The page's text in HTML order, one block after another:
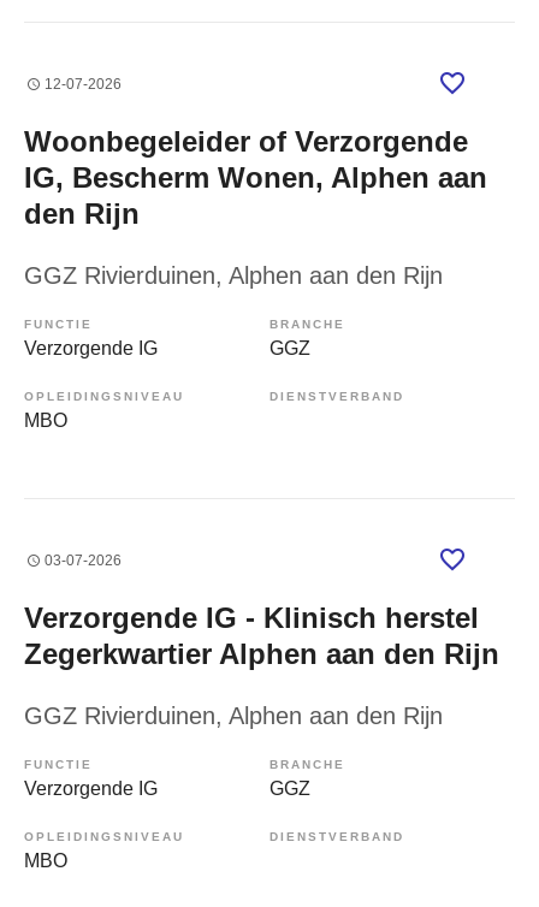
12-07-2026
Woonbegeleider of Verzorgende
IG, Bescherm Wonen, Alphen aan
den Rijn
GGZ Rivierduinen, Alphen aan den Rijn
FUNCTIE
Verzorgende IG
BRANCHE
GGZ
OPLEIDINGSNIVEAU
MBO
DIENSTVERBAND
03-07-2026
Verzorgende IG - Klinisch herstel
Zegerkwartier Alphen aan den Rijn
GGZ Rivierduinen, Alphen aan den Rijn
FUNCTIE
Verzorgende IG
BRANCHE
GGZ
OPLEIDINGSNIVEAU
MBO
DIENSTVERBAND